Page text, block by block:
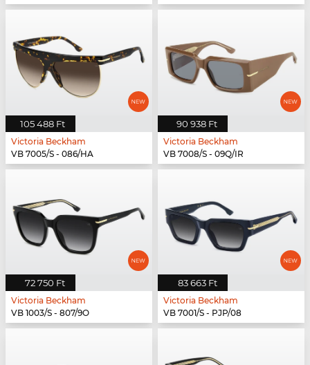
105 488 Ft
Victoria Beckham
VB 7005/S - 086/HA
90 938 Ft
Victoria Beckham
VB 7008/S - 09Q/IR
72 750 Ft
Victoria Beckham
VB 1003/S - 807/9O
83 663 Ft
Victoria Beckham
VB 7001/S - PJP/08